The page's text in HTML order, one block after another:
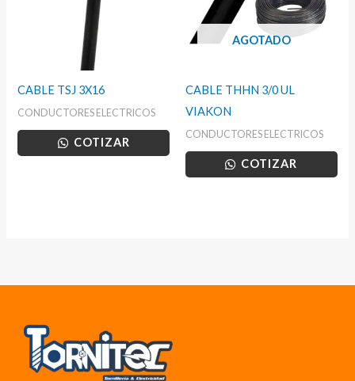
CABLE TSJ 3X16
CONDUCTORES ELECTRICOS
COTIZAR
AGOTADO
CABLE THHN 3/0 UL
VIAKON
CONDUCTORES ELECTRICOS
COTIZAR